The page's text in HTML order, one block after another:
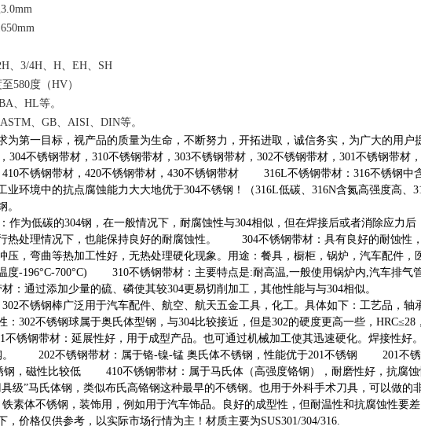
3.0mm
、3/4H、H、EH、SH
至580度（HV）
、HL等。
、GB、AISI、DIN等。
为第一目标，视产品的质量为生命，不断努力，开拓进取，诚信务实，为广大的用户
304不锈钢带材，310不锈钢带材，303不锈钢带材，302不锈钢带材，301不锈钢带材
410不锈钢带材，420不锈钢带材，430不锈钢带材 316L不锈钢带材：316不锈钢中
业环境中的抗点腐蚀能力大大地优于304不锈钢！（316L低碳、316N含氮高强度高、
。
作为低碳的304钢，在一般情况下，耐腐蚀性与304相似，但在焊接后或者消除应力后
热处理情况下，也能保持良好的耐腐蚀性。 304不锈钢带材：具有良好的耐蚀性
压，弯曲等热加工性好，无热处理硬化现象。用途：餐具，橱柜，锅炉，汽车配件，
度-196°C-700°C) 310不锈钢带材：主要特点是:耐高温,一般使用锅炉内,汽车排气
：通过添加少量的硫、磷使其较304更易切削加工，其他性能与与304相似。
不锈钢棒广泛用于汽车配件、航空、航天五金工具，化工。具体如下：工艺品，轴
：302不锈钢球属于奥氏体型钢，与304比较接近，但是302的硬度更高一些，HRC≤28
钢带材：延展性好，用于成型产品。也可通过机械加工使其迅速硬化。焊接性好
。 202不锈钢带材：属于铬-镍-锰 奥氏体不锈钢，性能优于201不锈钢 201不锈
钢，磁性比较低 410不锈钢带材：属于马氏体（高强度铬钢），耐磨性好，抗
具级”马氏体钢，类似布氏高铬钢这种最早的不锈钢。也用于外科手术刀具，可以
素体不锈钢，装饰用，例如用于汽车饰品。良好的成型性，但耐温性和抗腐蚀性要差
，价格仅供参考，以实际市场行情为主！材质主要为SUS301/304/316.